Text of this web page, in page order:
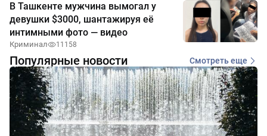
В Ташкенте мужчина вымогал у
девушки $3000, шантажируя её
интимными фото — видео
Криминал 11158
Популярные новости Смотреть еще